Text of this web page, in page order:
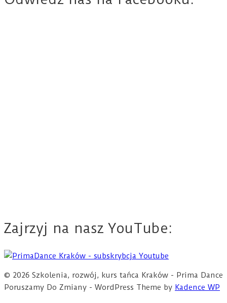
Zajrzyj na nasz YouTube:
© 2026 Szkolenia, rozwój, kurs tańca Kraków - Prima Dance
Poruszamy Do Zmiany - WordPress Theme by Kadence WP